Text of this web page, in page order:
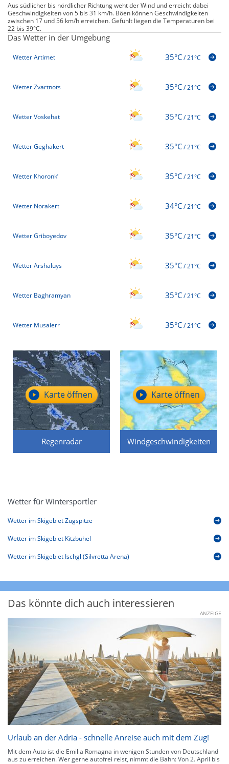
Aus südlicher bis nördlicher Richtung weht der Wind und erreicht dabei
Geschwindigkeiten von 5 bis 31 km/h. Böen können Geschwindigkeiten
zwischen 17 und 56 km/h erreichen. Gefühlt liegen die Temperaturen bei
22 bis 39°C.
Das Wetter in der Umgebung
Wetter Artimet 35°C/21°C
Wetter Zvartnots 35°C/21°C
Wetter Voskehat 35°C/21°C
Wetter Geghakert 35°C/21°C
Wetter Khoronk’ 35°C/21°C
Wetter Norakert 34°C/21°C
Wetter Griboyedov 35°C/21°C
Wetter Arshaluys 35°C/21°C
Wetter Baghramyan 35°C/21°C
Wetter Musalerr 35°C/21°C
Regenradar
Karte öffnen
Windgeschwindigkeiten
Karte öffnen
Wetter für Wintersportler
Wetter im Skigebiet Zugspitze
Wetter im Skigebiet Kitzbühel
Wetter im Skigebiet Ischgl (Silvretta Arena)
Das könnte dich auch interessieren
ANZEIGE
Urlaub an der Adria - schnelle Anreise auch mit dem Zug!
Mit dem Auto ist die Emilia Romagna in wenigen Stunden von Deutschland
aus zu erreichen. Wer gerne autofrei reist, nimmt die Bahn: Von 2. April bis